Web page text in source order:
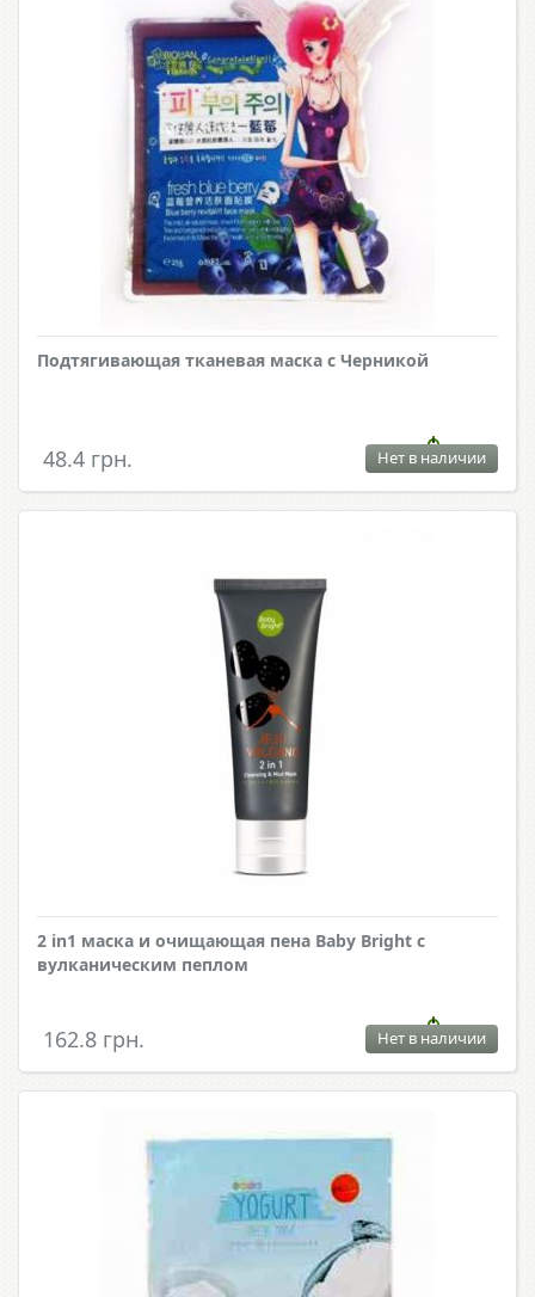
Подтягивающая тканевая маска с Черникой
48.4 грн. Нет в наличии
2 in1 маска и очищающая пена Baby Bright с
вулканическим пеплом
162.8 грн. Нет в наличии